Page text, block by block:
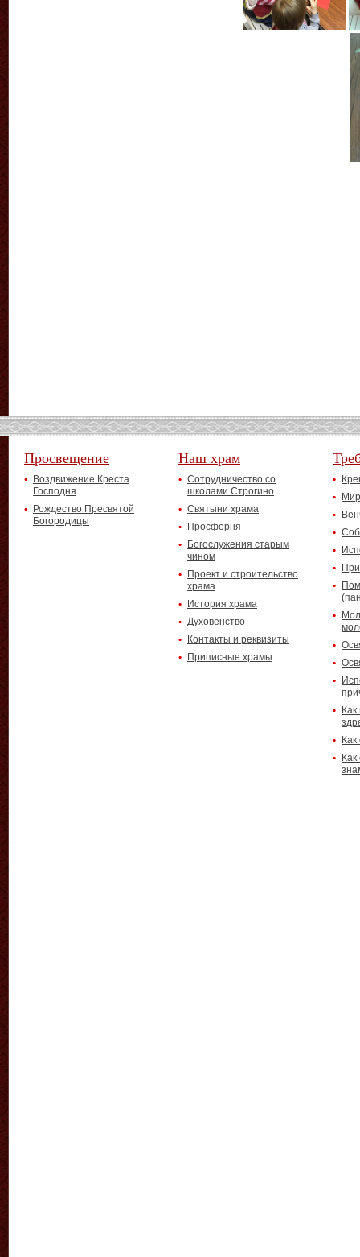
Просвещение
Воздвижение Креста
Господня
Рождество Пресвятой
Богородицы
Наш храм
Сотрудничество со
школами Строгино
Святыни храма
Просфорня
Богослужения старым
чином
Проект и строительство
храма
История храма
Духовенство
Контакты и реквизиты
Приписные храмы
Как